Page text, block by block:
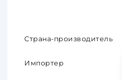
Страна-производитель
Импортер